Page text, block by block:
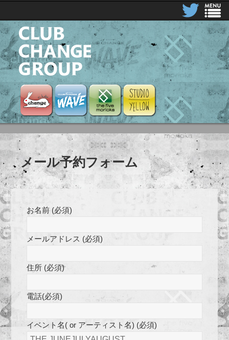
CLUB CHANGE GROUP
Club ChangeClub Change Wave
the five moriokaSTUDIO YELLOW
メール予約フォーム
お名前 (必須)
メールアドレス (必須)
住所 (必須)
電話(必須)
イベント名( or アーティスト名) (必須)